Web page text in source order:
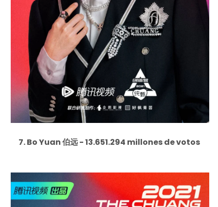
7. Bo Yuan 伯远 - 13.651.294 millones de votos